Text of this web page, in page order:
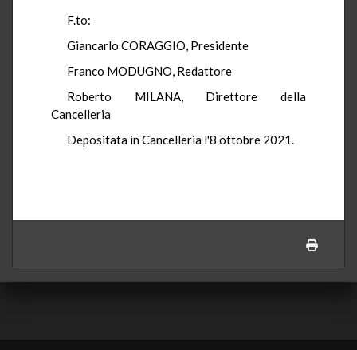
F.to:
Giancarlo CORAGGIO, Presidente
Franco MODUGNO, Redattore
Roberto MILANA, Direttore della
Cancelleria
Depositata in Cancelleria l'8 ottobre 2021.